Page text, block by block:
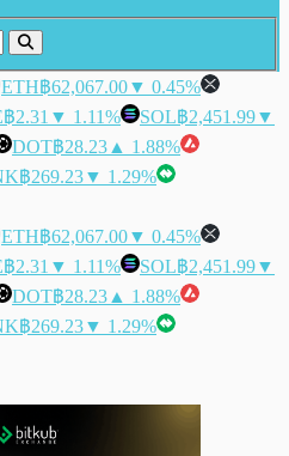
ETH฿62,067.00▼ 0.45%
฿2.31 ▼ 1.11% SOL฿2,451.99▼
DOT฿28.23 ▲ 1.88%
฿269.23▼ 1.29%
ETH฿62,067.00▼ 0.45%
฿2.31 ▼ 1.11% SOL฿2,451.99▼
DOT฿28.23 ▲ 1.88%
฿269.23▼ 1.29%